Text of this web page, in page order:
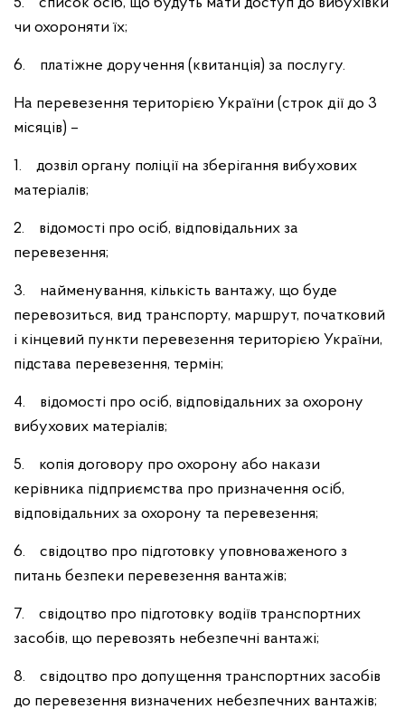
чи охороняти їх;
6. платіжне доручення (квитанція) за послугу.
На перевезення територією України (строк дії до 3
місяців) –
1. дозвіл органу поліції на зберігання вибухових
матеріалів;
2. відомості про осіб, відповідальних за
перевезення;
3. найменування, кількість вантажу, що буде
перевозиться, вид транспорту, маршрут, початковий
і кінцевий пункти перевезення територією України,
підстава перевезення, термін;
4. відомості про осіб, відповідальних за охорону
вибухових матеріалів;
5. копія договору про охорону або накази
керівника підприємства про призначення осіб,
відповідальних за охорону та перевезення;
6. свідоцтво про підготовку уповноваженого з
питань безпеки перевезення вантажів;
7. свідоцтво про підготовку водіїв транспортних
засобів, що перевозять небезпечні вантажі;
8. свідоцтво про допущення транспортних засобів
до перевезення визначених небезпечних вантажів;